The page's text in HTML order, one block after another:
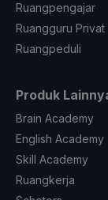
Ruangpengajar
Ruangguru Privat
Ruangpeduli
Produk
Brain Academy
English Academy
Skill Academy
Ruangkerja